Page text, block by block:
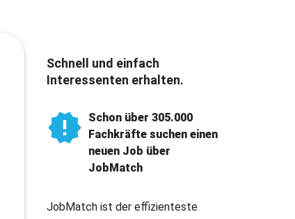
Schnell und einfach
Interessenten erhalten.
Schon über 305.000
Fachkräfte suchen einen
neuen Job über
JobMatch
JobMatch ist der effizienteste